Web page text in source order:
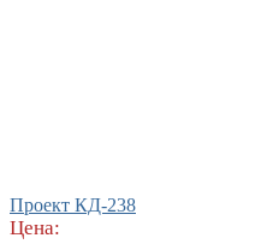
Проект КД-238
Цена: